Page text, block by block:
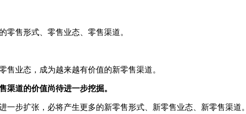
零售形式、零售业态、零售渠道。
业态，成为越来越有价值的新零售渠道。
渠道的价值尚待进一步挖掘。
步扩张，必将产生更多的新零售形式、新零售业态、新零售渠道。